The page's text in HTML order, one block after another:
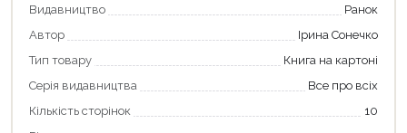
Видавництво
Ранок
Автор
Ірина Сонечко
Тип товару
Книга на картоні
Серія видавництва
Все про всіх
Кількість сторінок
10